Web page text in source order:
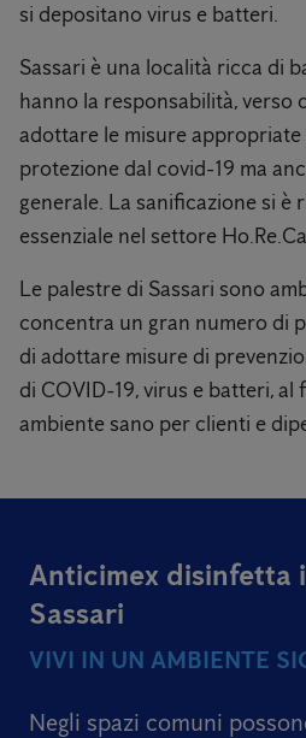
si depositano virus e batteri.
Sassari è una località ricca di
hanno la responsabilità, verso
adottare le misure
protezione dal covid-19 ma
generale. La sanificazione si è
essenziale nel settore
Le palestre di Sassari sono
concentra un gran numero di
di adottare misure di
di COVID-19, virus e batteri, al
ambiente sano per clienti e
Anticimex disinfetta
Sassari
VIVI IN UN AMBIENTE
Negli spazi comuni